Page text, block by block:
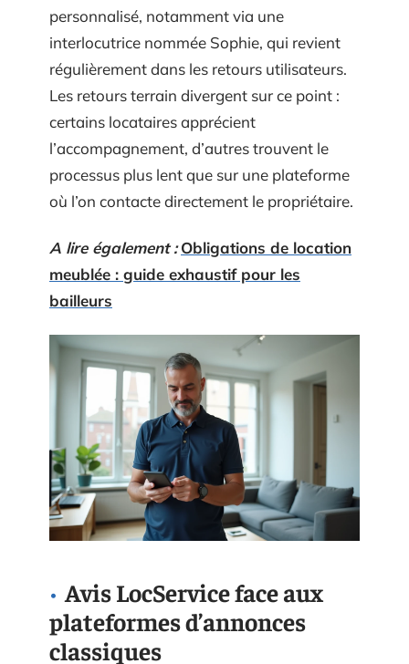
personnalisé, notamment via une
interlocutrice nommée Sophie, qui revient
régulièrement dans les retours utilisateurs.
Les retours terrain divergent sur ce point :
certains locataires apprécient
l’accompagnement, d’autres trouvent le
processus plus lent que sur une plateforme
où l’on contacte directement le propriétaire.
A lire également : Obligations de location
meublée : guide exhaustif pour les
bailleurs
Avis LocService face aux
plateformes d’annonces
classiques